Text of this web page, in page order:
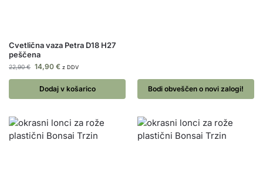
Cvetlična vaza Petra D18 H27
peščena
22,90€ 14,90 € z DDV
Dodaj v košarico Bodi obveščen o novi zalogi!